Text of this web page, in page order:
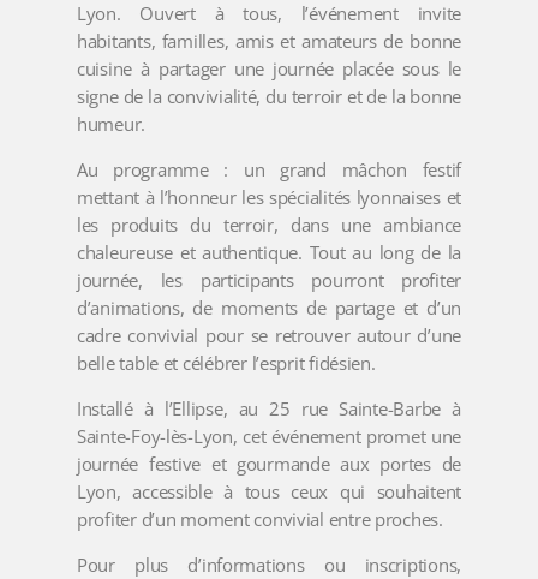
Lyon. Ouvert à tous, l’événement invite
habitants, familles, amis et amateurs de bonne
cuisine à partager une journée placée sous le
signe de la convivialité, du terroir et de la bonne
humeur.
Au programme : un grand mâchon festif
mettant à l’honneur les spécialités lyonnaises et
les produits du terroir, dans une ambiance
chaleureuse et authentique. Tout au long de la
journée, les participants pourront profiter
d’animations, de moments de partage et d’un
cadre convivial pour se retrouver autour d’une
belle table et célébrer l’esprit fidésien.
Installé à l’Ellipse, au 25 rue Sainte-Barbe à
Sainte-Foy-lès-Lyon, cet événement promet une
journée festive et gourmande aux portes de
Lyon, accessible à tous ceux qui souhaitent
profiter d’un moment convivial entre proches.
Pour plus d’informations ou inscriptions,